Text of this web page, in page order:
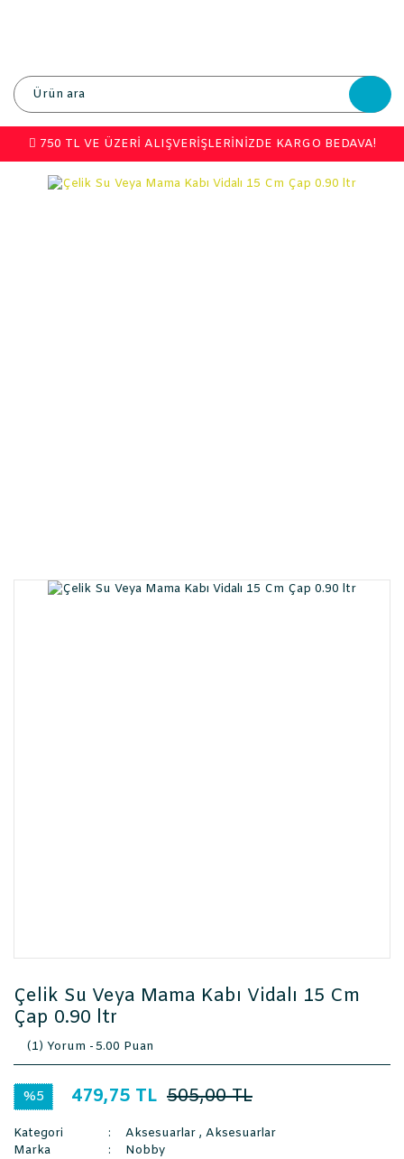
750 TL VE ÜZERİ ALIŞVERİŞLERİNİZDE KARGO BEDAVA!
Çelik Su Veya Mama Kabı Vidalı 15 Cm
Çap 0.90 ltr
(1) Yorum -5.00 Puan
%5 479,75 TL 505,00 TL
Kategori Aksesuarlar , Aksesuarlar
Marka
Nobby